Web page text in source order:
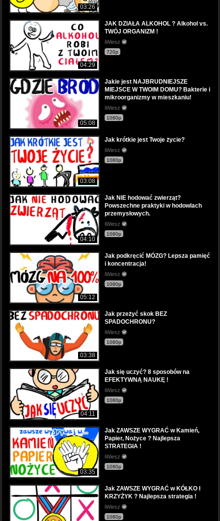
03:26
04:29
JAK DZIAŁA ALKOHOL ? Alkohol vs.
TWÓJ ORGANIZM !
iWiesz
720p
05:08
Jakie jest NAJBRUDNIEJSZE
MIEJSCE W TWOIM DOMU? Bakterie i
mikroorganizmy w mieszkaniu!
iWiesz
1080p
03:08
Jak krótkie jest Twoje życie?
iWiesz
1080p
04:10
Jak NIE hodować zwierząt?
Powszechne praktyki w hodowlach
przemysłowych.
iWiesz
1080p
05:12
Jak podkręcić MÓZG? Lepsza pamięć
i koncentracja!
iWiesz
1080p
03:38
Jak przeżyć skok BEZ
SPADOCHRONU?
iWiesz
1080p
04:11
Jak się uczyć? 8 sposobów na
EFEKTYWNĄ NAUKĘ !
iWiesz
1080p
03:35
Jak ZAWSZE WYGRAĆ w Kamień,
Papier, Nożyce ? Najlepsza
STRATEGIA !
iWiesz
1080p
Jak ZAWSZE WYGRAĆ w KÓŁKO I
KRZYŻYK ? Najlepsza strategia !
iWiesz
1080p